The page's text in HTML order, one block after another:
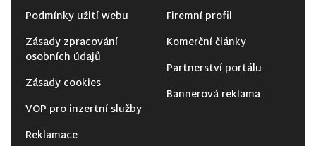
Podmínky užití webu
Zásady zpracování
osobních údajů
Zásady cookies
VOP pro inzertní služby
Reklamace
Firemní profil
Komerční články
Partnerství portálu
Bannerová reklama